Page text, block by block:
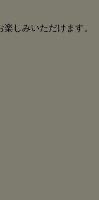
しみいただけます。